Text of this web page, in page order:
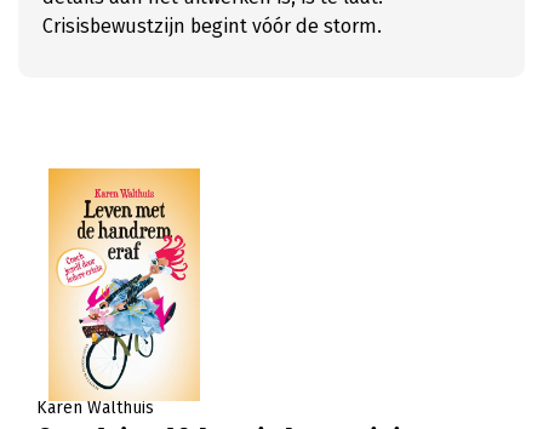
Crisisbewustzijn begint vóór de storm.
Karen Walthuis